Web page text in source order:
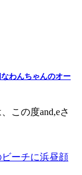
わんちゃんのオー
この度and,eさ
ビーチに浜昼顔